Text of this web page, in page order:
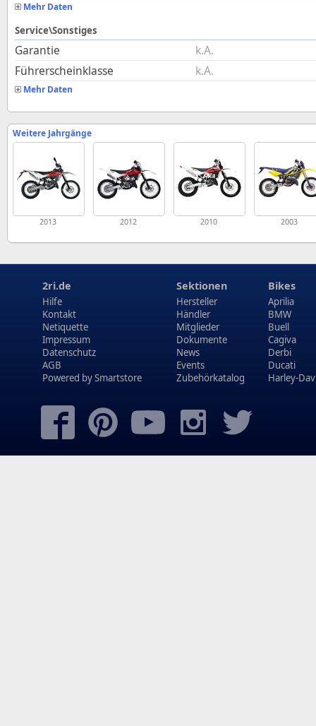
Mehr Daten
Service\Sonstiges
Garantie
k.A.
Führerscheinklasse
k.A.
Mehr Daten
Weitere Jahrgänge
2013 2012 2010 2003
2ri.de
Hilfe
Kontakt
Netiquette
Impressum
Datenschutz
AGB
Powered bySmartstore
Sektionen
Hersteller
Händler
Mitglieder
Dokumente
News
Events
Zubehörkatalog
Bikes
Aprilia
BMW
Buell
Cagiva
Derbi
Ducati
Harley-